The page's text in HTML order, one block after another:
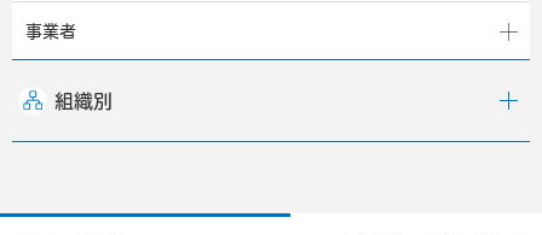
事業者
組織別